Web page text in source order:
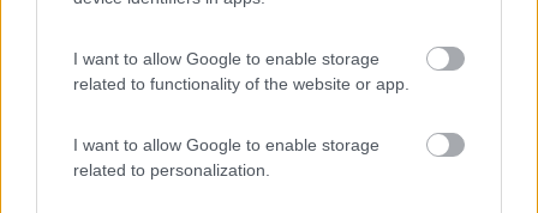
I want to allow Google to enable storage
related to functionality of the website or app.
I want to allow Google to enable storage
related to personalization.
Servizi / Posizione
Ampio parcheggio a pagamento con CS